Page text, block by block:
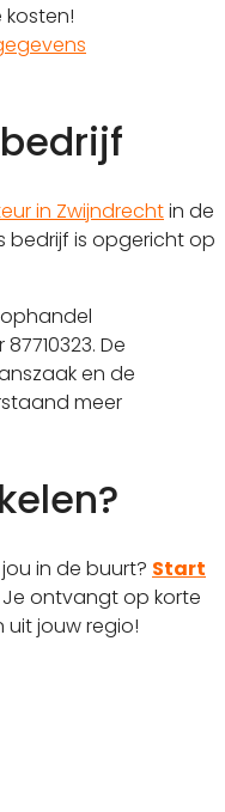
in Zwijndrechtin de
bedrijf is opgericht op
De
en de
meer
in de buurt? Start
Je ontvangt op korte
uit jouw regio!